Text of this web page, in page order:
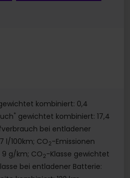
kombiniert: 0,4
* gewichtet kombiniert: 17,4
bei entladener
l/100km; CO2-Emissionen
g/km; CO2-Klasse gewichtet
bei entladener Batterie: